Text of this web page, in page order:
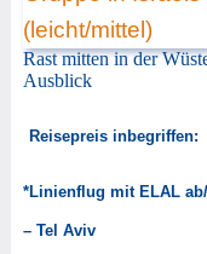
Rast mitten in der
Ausblick
Reisepreis inbegriffen:
*Linienflug mit ELAL
– Tel Aviv